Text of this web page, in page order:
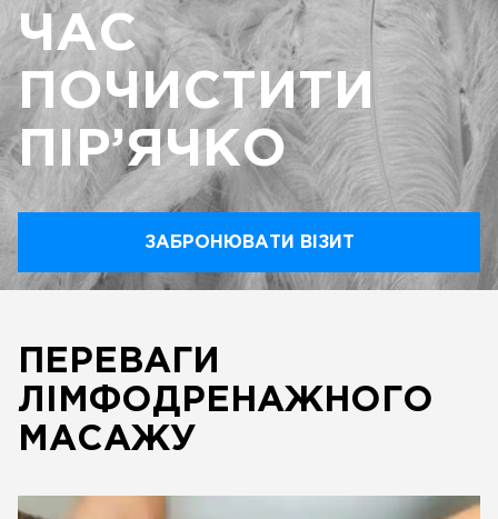
ЧАС
ПОЧИСТИТИ
ПІР’ЯЧКО
ЗАБРОНЮВАТИ ВІЗИТ
ПЕРЕВАГИ
ЛІМФОДРЕНАЖНОГО
МАСАЖУ